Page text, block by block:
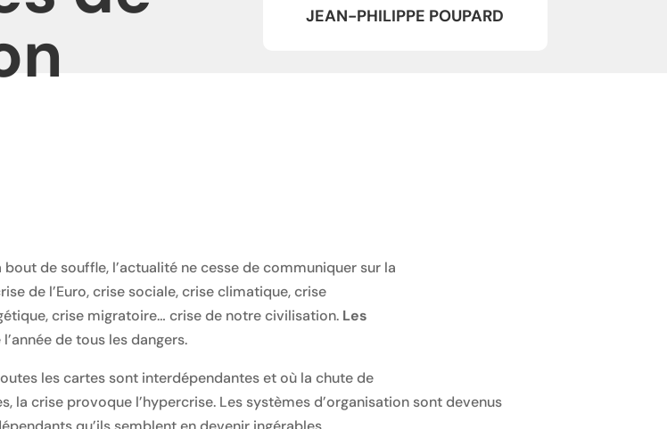
JEAN-PHILIPPE POUPARD
de souffle, l’actualité ne cesse de communiquer sur la
de l’Euro, crise sociale, crise climatique, crise
crise migratoire… crise de notre civilisation. Les
de tous les dangers.
les cartes sont interdépendantes et où la chute de
la crise provoque l’hypercrise. Les systèmes d’organisation sont devenus